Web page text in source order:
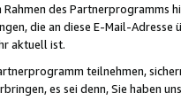
des Partnerprogramms
die an diese E-Mail-
aktuell ist.
teilnehmen,
es sei denn, Sie haben